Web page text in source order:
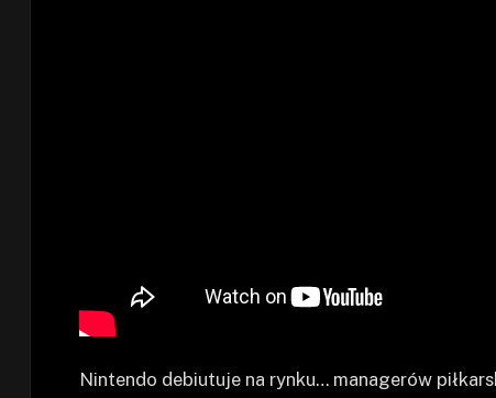
Nintendo debiutuje na rynku… managerów